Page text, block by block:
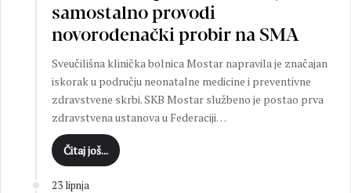
samostalno provodi
novorođenački probir na SMA
Sveučilišna klinička bolnica Mostar napravila je značajan
iskorak u području neonatalne medicine i preventivne
zdravstvene skrbi. SKB Mostar službeno je postao prva
zdravstvena ustanova u Federaciji…
Čitaj još...
23 lipnja